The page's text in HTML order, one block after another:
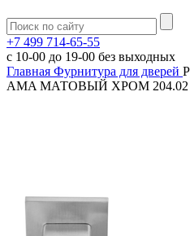
+7 499 714-65-55
с 10-00 до 19-00 без выходных
Главная Фурнитура для дверей
AMA МАТОВЫЙ ХРОМ 204.02